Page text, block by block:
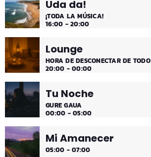
Uda da!
¡TODA LA MÚSICA!
16:00 - 20:00
Lounge
HORA DE DESCONECTAR DE TODO
20:00 - 00:00
Tu Noche
GURE GAUA
00:00 - 05:00
Mi Amanecer
05:00 - 07:00